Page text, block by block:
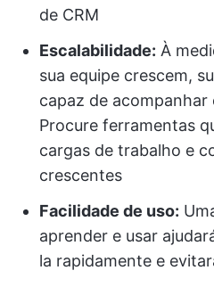
de CRM
Escalabilidade: À
sua equipe crescem,
capaz de acompanhar
Procure ferramentas
cargas de trabalho e
crescentes
Facilidade de uso:
aprender e usar
la rapidamente e